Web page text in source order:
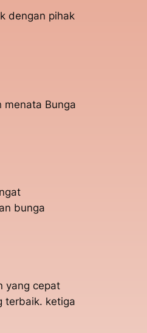
dengan pihak
menata Bunga
bunga
yang cepat
terbaik. ketiga